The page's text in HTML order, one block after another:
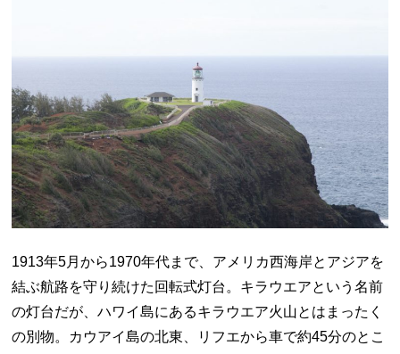
1913年5月から1970年代まで、アメリカ西海岸とアジアを
結ぶ航路を守り続けた回転式灯台。キラウエアという名前
の灯台だが、ハワイ島にあるキラウエア火山とはまったく
の別物。カウアイ島の北東、リフエから車で約45分のとこ